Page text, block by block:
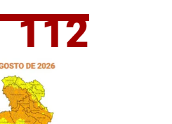
Emiliano García-
112